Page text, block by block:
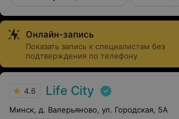
Онлайн-запись
Показать запись к специалистам без
подтверждения по телефону
4.6 Life City
Минск, д. Валерьяново, ул. Городская, 5А